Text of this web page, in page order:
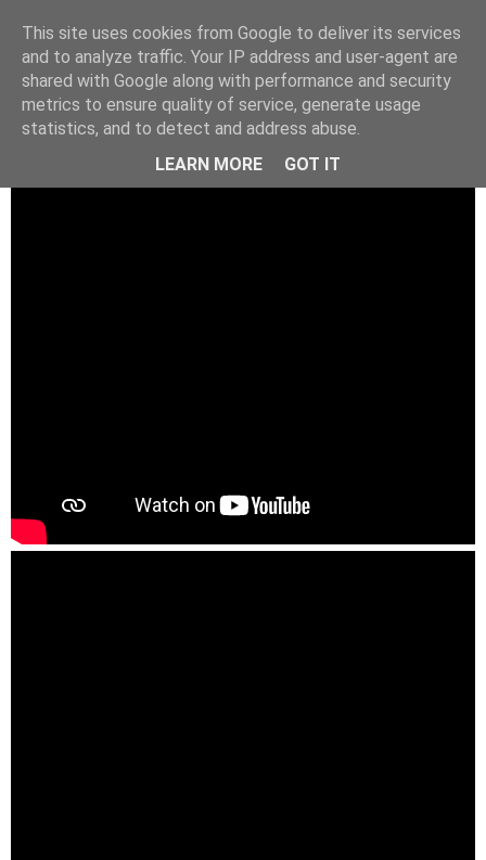
This site uses cookies from Google to deliver its services
and to analyze traffic. Your IP address and user-agent are
shared with Google along with performance and security
metrics to ensure quality of service, generate usage
statistics, and to detect and address abuse.
LEARN MORE
GOT IT